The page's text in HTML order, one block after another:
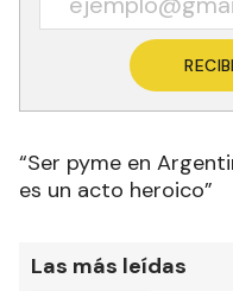
“Ser pyme en
es un acto heroico”
Las más leídas